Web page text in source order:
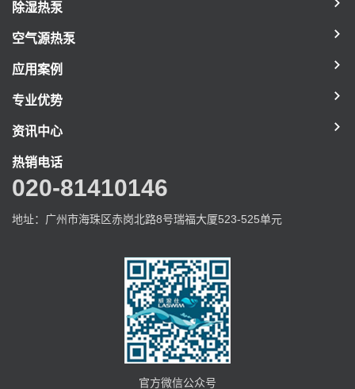
除湿热泵
空气源热泵
应用案例
专业优势
资讯中心
热销电话
020-81410146
地址：广州市海珠区赤岗北路8号瑞福大厦523-525单元
官方微信公众号